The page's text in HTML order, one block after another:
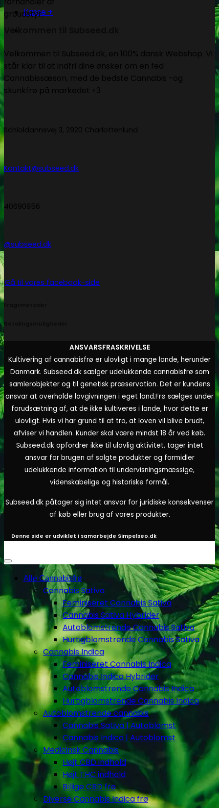
Kasse +
Velkommen til Subseed.dk
Velkommen til Subseed.dk, en 100% dansk Webshop. Vi
står klar til at indfri dine ønsker om en fed
Cannabissæson, med de bedste Cannabis -og
skunkfrø på markedet <3
Schioldannsvej 3, 2920 Charlottenlund
Kontakt@subseed.dk
40690956
@subseed.dk
Gå til vores facebook-side
ANSVARSFRASKRIVELSE
Kultivering af cannabisfrø er ulovligt i mange lande, herunder
Danmark. Subseed.dk sælger udelukkende cannabisfrø som
samlerobjekter og til genetisk præservation. Det er kundens
ansvar at overholde lovgivningen i eget land.Frø sælges under
forudsætning af, at de ikke kultiveres i lande, hvor dette er
ulovligt. Hvis vi har grund til at tro, at loven vil blive brudt,
afviser vi handlen. Kunder skal være mindst 18 år ved køb.
Subseed.dk opfordrer ikke til ulovlig aktivitet, tager intet
ansvar for brugen af solgte produkter og formidler
udelukkende information til undervisningsmæssige,
videnskabelige og historiske formål.
Subseed.dk påtager sig intet ansvar for juridiske konsekvenser
af køb eller brug af vores produkter.
Denne side er udviklet i samarbejde Simpelseo.dk
Alle Cannabisfrø
Cannabis Sativa
Feminiseret Cannabis Sativa
Cannabis Sativa Hybrider
Autoblomstrende Cannabis Sativa
Hurtigblomstrende Cannabis Sativa
Cannabis Indica
Feminiseret Cannabis Indica
Cannabis Indica Hybrider
Autoblomstrende Cannabis Indica
Hurtigblomstrende Cannabis Indica
Autoblomstrende cannabis
Cannabis Sativa | Autoblomst
Cannabis Indica | Autoblomst
Medicinsk Cannabis
Højt CBD indhold
Højt THC indhold
Billige CBD frø
Diverse Cannabis Indica frø